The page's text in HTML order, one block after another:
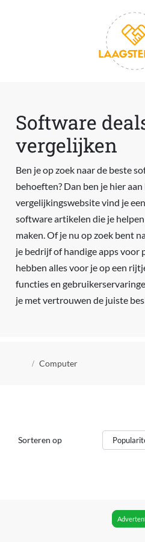
Software
vergelijken
Ben je op zoek naar de beste
behoeften? Dan ben je hier
vergelijkingswebsite vind je
software artikelen die je
maken. Of je nu op zoek bent
je bedrijf of handige apps voor
hebben alles voor je op een
functies en
je met vertrouwen de juiste
Kruimelpad
Computer
Sorteren op